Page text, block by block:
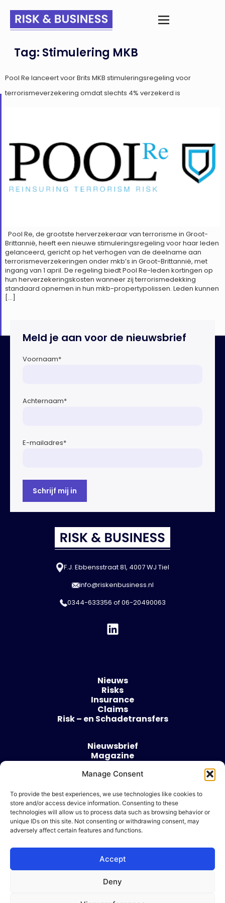
Manage Consent
To provide the best experiences, we use technologies like cookies to
store and/or access device information. Consenting to these
technologies will allow us to process data such as browsing behavior or
unique IDs on this site. Not consenting or withdrawing consent, may
adversely affect certain features and functions.
Accept
Deny
Tag: Stimulering MKB
Pool Re lanceert voor Brits MKB stimuleringsregeling voor
terrorismeverzekering omdat slechts 4% verzekerd is
Pool Re, de grootste herverzekeraar van terrorisme in Groot-
Brittannië, heeft een nieuwe stimuleringsregeling voor haar leden
gelanceerd, gericht op het verhogen van de deelname aan
terrorismeverzekeringen onder mkb’s in Groot-Brittannië, met
ingang van 1 april. De regeling biedt Pool Re-leden kortingen op
hun herverzekeringskosten wanneer zij terrorismedekking
standaard opnemen in hun mkb-propertypolissen. Leden kunnen
[…]
Meld je aan voor de nieuwsbrief
Voornaam*
Achternaam*
E-mailadres*
F.J. Ebbensstraat 81, 4007 WJ Tiel
info@riskenbusiness.nl
0344-633356 of06-20490063
Nieuws
Risks
Insurance
Claims
Risk – en Schadetransfers
Nieuwsbrief
Magazine
Over
Algemene voorwaarden
Cookie beleid
Ik wil adverteren
© 2026 Risk & Business